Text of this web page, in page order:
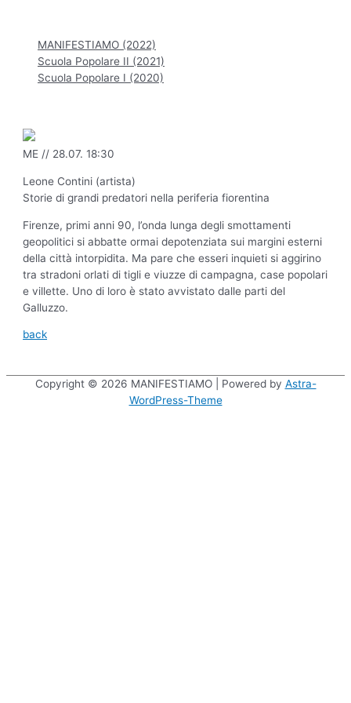
MANIFESTIAMO (2022)
Scuola Popolare II (2021)
Scuola Popolare I (2020)
ME // 28.07. 18:30
Leone Contini (artista)
Storie di grandi predatori nella periferia fiorentina
Firenze, primi anni 90, l’onda lunga degli smottamenti
geopolitici si abbatte ormai depotenziata sui margini esterni
della città intorpidita. Ma pare che esseri inquieti si aggirino
tra stradoni orlati di tigli e viuzze di campagna, case popolari
e villette. Uno di loro è stato avvistato dalle parti del
Galluzzo.
back
Copyright © 2026 MANIFESTIAMO| Powered by Astra-
WordPress-Theme